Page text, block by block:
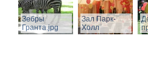
Зебры
Гранта.jpg
Зал Парк-
Холл